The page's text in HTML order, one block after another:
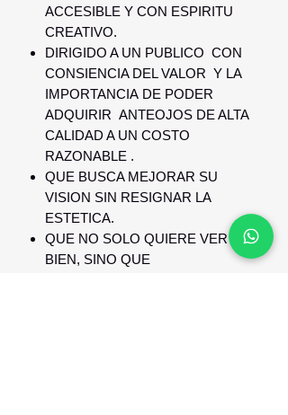
ACCESIBLE Y CON ESPIRITU
CREATIVO.
DIRIGIDO A UN PUBLICO CON
CONSIENCIA DEL VALOR Y LA
IMPORTANCIA DE PODER
ADQUIRIR ANTEOJOS DE ALTA
CALIDAD A UN COSTO
RAZONABLE .
QUE BUSCA MEJORAR SU
VISION SIN RESIGNAR LA
ESTETICA.
QUE NO SOLO QUIERE VER
BIEN, SINO QUE